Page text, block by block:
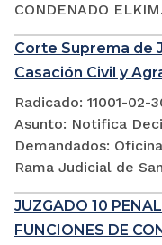
CONDENADO
Corte Suprema de
Casación Civil y
Radicado: 11001-
Asunto: Notifica
Demandados:
Rama Judicial de
JUZGADO 10
FUNCIONES DE